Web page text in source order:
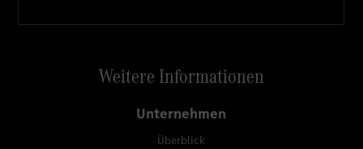
Weitere Informationen
Unternehmen
Überblick